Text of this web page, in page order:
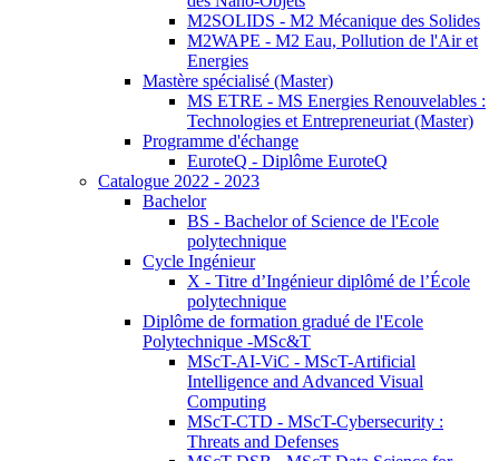
M2SOLIDS - M2 Mécanique des Solides
M2WAPE - M2 Eau, Pollution de l'Air et
Energies
Mastère spécialisé (Master)
MS ETRE - MS Energies Renouvelables :
Technologies et Entrepreneuriat (Master)
Programme d'échange
EuroteQ - Diplôme EuroteQ
Catalogue 2022 - 2023
Bachelor
BS - Bachelor of Science de l'Ecole
polytechnique
Cycle Ingénieur
X - Titre d’Ingénieur diplômé de l’École
polytechnique
Diplôme de formation gradué de l'Ecole
Polytechnique -MSc&T
MScT-AI-ViC - MScT-Artificial
Intelligence and Advanced Visual
Computing
MScT-CTD - MScT-Cybersecurity :
Threats and Defenses